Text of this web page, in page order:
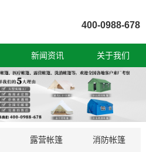
400-0988-678
新闻资讯 关于我们
露营帐篷 消防帐篷